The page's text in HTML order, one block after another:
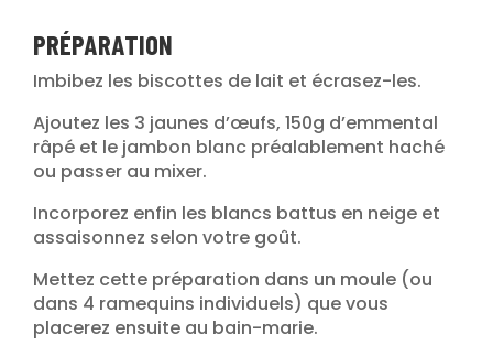
PRÉPARATION
Imbibez les biscottes de lait et écrasez-les.
Ajoutez les 3 jaunes d’œufs, 150g d’emmental
râpé et le jambon blanc préalablement haché
ou passer au mixer.
Incorporez enfin les blancs battus en neige et
assaisonnez selon votre goût.
Mettez cette préparation dans un moule (ou
dans 4 ramequins individuels) que vous
placerez ensuite au bain-marie.